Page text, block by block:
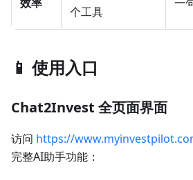
个工具
📱 使用入口
Chat2Invest 全页面界面
访问 https://
完整AI助手功能：